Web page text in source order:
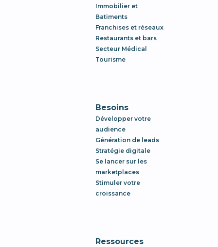
Immobilier et
Batiments
Franchises et réseaux
Restaurants et bars
Secteur Médical
Tourisme
Besoins
Développer votre
audience
Génération de leads
Stratégie digitale
Se lancer sur les
marketplaces
Stimuler votre
croissance
Ressources